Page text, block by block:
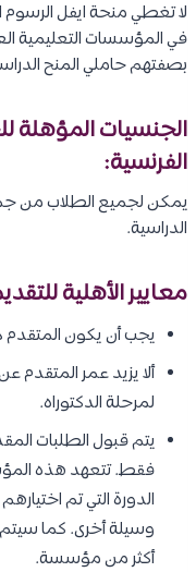
لا تغطي منحة ايفل الرسوم
في المؤسسات التعليمية
بصفتهم حاملي المنح
الجنسيات
الفرنسية:
يمكن لجميع الطلاب من
الدراسية.
معايير الأهلية
يجب أن يكون المتقدم
لمرحلة الدكتوراه.
يتم قبول الطلبات
فقط. تتعهد هذه
الدورة التي تم
وسيلة أخرى. كما
أكثر من مؤسسة.